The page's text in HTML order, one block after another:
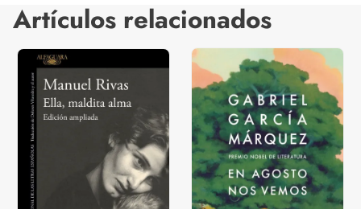
Artículos relacionados